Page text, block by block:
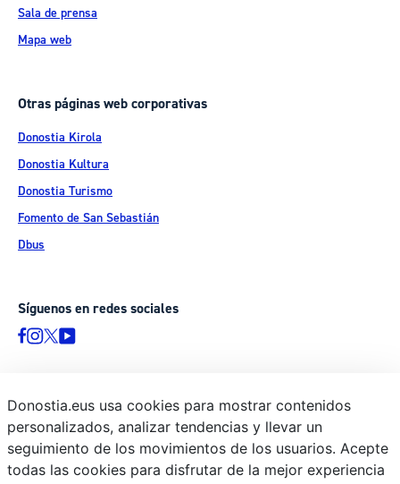
Sala de prensa
Mapa web
Otras páginas web corporativas
Donostia Kirola
Donostia Kultura
Donostia Turismo
Fomento de San Sebastián
Dbus
Síguenos en redes sociales
© Donostiako Udala - Ayuntamiento de Donostia / San Sebastián
Ijentea 1, 20003 Donostia / San Sebastián
Aviso legal
Donostia.eus usa cookies para mostrar contenidos
personalizados, analizar tendencias y llevar un
seguimiento de los movimientos de los usuarios. Acepte
todas las cookies para disfrutar de la mejor experiencia